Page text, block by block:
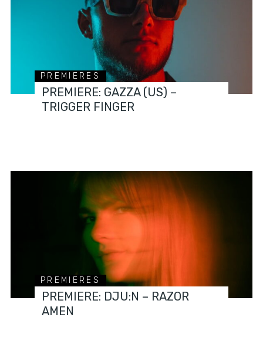
PREMIERES
PREMIERE: GAZZA (US) –
TRIGGER FINGER
PREMIERES
PREMIERE: DJU:N – RAZOR
AMEN